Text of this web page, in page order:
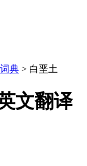
典 > 白垩土
文翻译